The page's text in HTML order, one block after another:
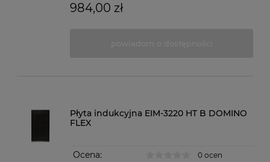
984,00 zł
Płyta indukcyjna EIM-3220 HT B DOMINO
FLEX
Ocena: 0 ocen